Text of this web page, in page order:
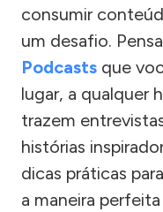
consumir
um desafio.
Podcasts que
lugar, a qualquer
trazem
histórias
dicas práticas
a maneira